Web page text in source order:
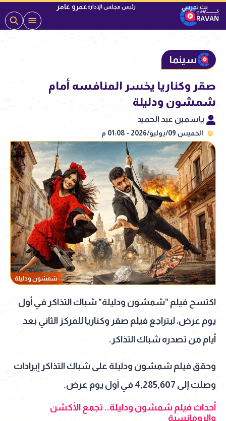
رئيس مجلس الإدارةعمرو عامر
سينما
صقر وكناريا يخسر المنافسه أمام
شمشون ودليلة
ياسمين عبد الحميد
الخميس 09/يوليو/2026 - 01:08 م
شمشون ودليلة
اكتسح فيلم "شمشون ودليلة" شباك التذاكر في أول
يوم عرض، ليتراجع فيلم صقر وكناريا للمركز الثاني بعد
أيام من تصدره شباك التذاكر.
وحقق فيلم شمشون ودليلة على شباك التذاكر إيرادات
وصلت إلى 4,285,607 في أول يوم عرض.
أحداث فيلم شمشون ودليلة.. تجمع الأكشن
والرومانسية